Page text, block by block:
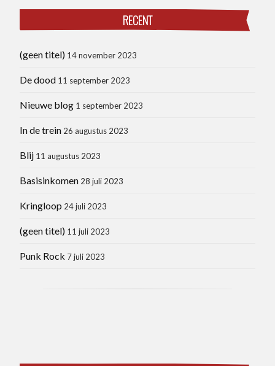
RECENT
(geen titel) 14 november 2023
De dood 11 september 2023
Nieuwe blog 1 september 2023
In de trein 26 augustus 2023
Blij 11 augustus 2023
Basisinkomen 28 juli 2023
Kringloop 24 juli 2023
(geen titel) 11 juli 2023
Punk Rock 7 juli 2023